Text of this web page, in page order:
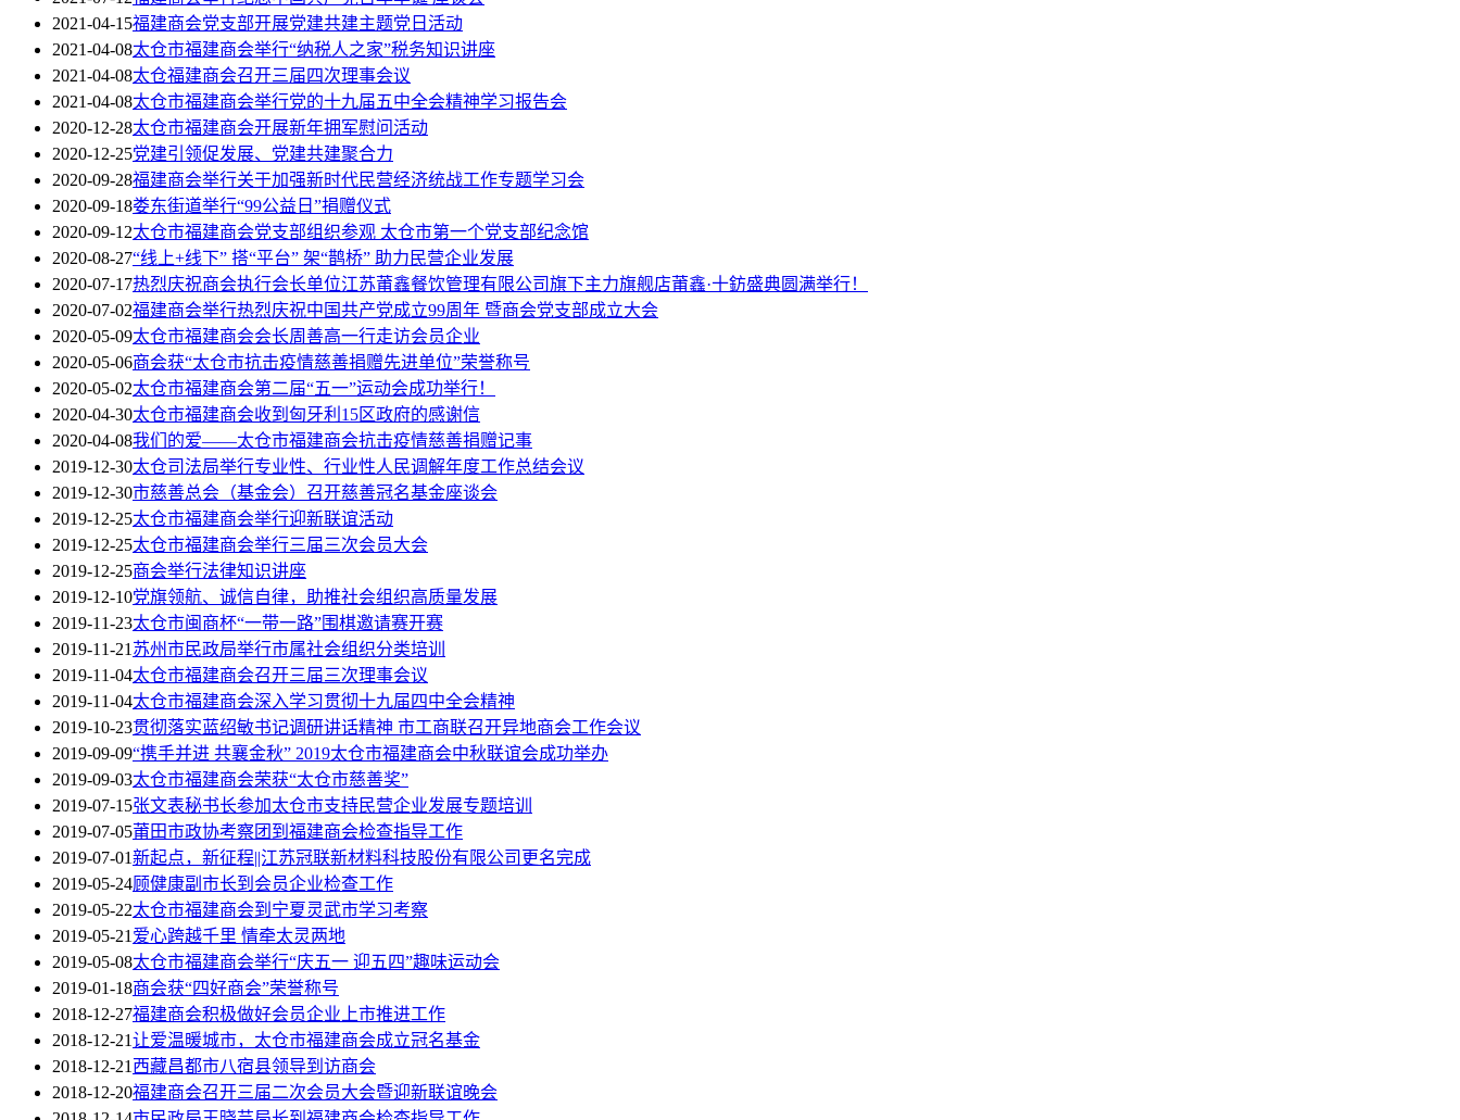
2021-04-15福建商会党支部开展党建共建主题党日活动
2021-04-08太仓市福建商会举行“纳税人之家”税务知识讲座
2021-04-08太仓福建商会召开三届四次理事会议
2021-04-08太仓市福建商会举行党的十九届五中全会精神学习报告会
2020-12-28太仓市福建商会开展新年拥军慰问活动
2020-12-25党建引领促发展、党建共建聚合力
2020-09-28福建商会举行关于加强新时代民营经济统战工作专题学习会
2020-09-18娄东街道举行“99公益日”捐赠仪式
2020-09-12太仓市福建商会党支部组织参观 太仓市第一个党支部纪念馆
2020-08-27“线上+线下” 搭“平台” 架“鹊桥” 助力民营企业发展
2020-07-17热烈庆祝商会执行会长单位江苏莆鑫餐饮管理有限公司旗下主力旗舰店莆鑫·十鈁盛典圆满举行！
2020-07-02福建商会举行热烈庆祝中国共产党成立99周年 暨商会党支部成立大会
2020-05-09太仓市福建商会会长周善高一行走访会员企业
2020-05-06商会获“太仓市抗击疫情慈善捐赠先进单位”荣誉称号
2020-05-02太仓市福建商会第二届“五一”运动会成功举行！
2020-04-30太仓市福建商会收到匈牙利15区政府的感谢信
2020-04-08我们的爱——太仓市福建商会抗击疫情慈善捐赠记事
2019-12-30太仓司法局举行专业性、行业性人民调解年度工作总结会议
2019-12-30市慈善总会（基金会）召开慈善冠名基金座谈会
2019-12-25太仓市福建商会举行迎新联谊活动
2019-12-25太仓市福建商会举行三届三次会员大会
2019-12-25商会举行法律知识讲座
2019-12-10党旗领航、诚信自律，助推社会组织高质量发展
2019-11-23太仓市闽商杯“一带一路”围棋邀请赛开赛
2019-11-21苏州市民政局举行市属社会组织分类培训
2019-11-04太仓市福建商会召开三届三次理事会议
2019-11-04太仓市福建商会深入学习贯彻十九届四中全会精神
2019-10-23贯彻落实蓝绍敏书记调研讲话精神 市工商联召开异地商会工作会议
2019-09-09“携手并进 共襄金秋” 2019太仓市福建商会中秋联谊会成功举办
2019-09-03太仓市福建商会荣获“太仓市慈善奖”
2019-07-15张文表秘书长参加太仓市支持民营企业发展专题培训
2019-07-05莆田市政协考察团到福建商会检查指导工作
2019-07-01新起点，新征程||江苏冠联新材料科技股份有限公司更名完成
2019-05-24顾健康副市长到会员企业检查工作
2019-05-22太仓市福建商会到宁夏灵武市学习考察
2019-05-21爱心跨越千里 情牵太灵两地
2019-05-08太仓市福建商会举行“庆五一 迎五四”趣味运动会
2019-01-18商会获“四好商会”荣誉称号
2018-12-27福建商会积极做好会员企业上市推进工作
2018-12-21让爱温暖城市，太仓市福建商会成立冠名基金
2018-12-21西藏昌都市八宿县领导到访商会
2018-12-20福建商会召开三届二次会员大会暨迎新联谊晚会